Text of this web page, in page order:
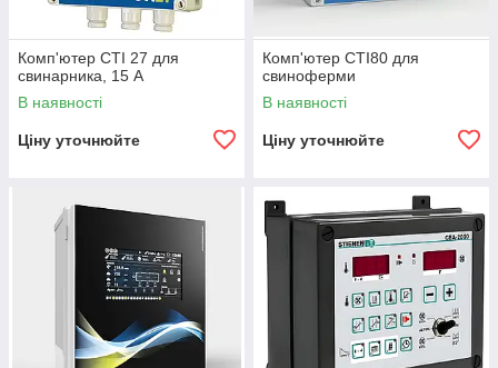
Комп'ютер СTI 27 для
свинарника, 15 А
В наявності
Ціну уточнюйте
Комп'ютер CTI80 для
свиноферми
В наявності
Ціну уточнюйте